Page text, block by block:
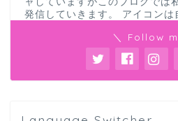
発信していきます。 アイコンは
＼ Follow